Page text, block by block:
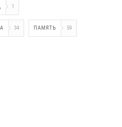
1
34 ПАМЯТЬ 59